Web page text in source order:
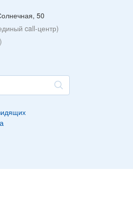
50
call-центр)